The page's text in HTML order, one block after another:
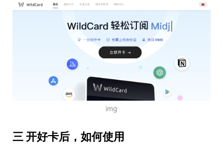
img
三 开好卡后，如何使用